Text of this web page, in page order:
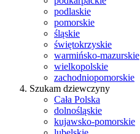
podlaskie
pomorskie
śląskie
świętokrzyskie
warmińsko-mazurskie
wielkopolskie
zachodniopomorskie
Szukam dziewczyny
Cała Polska
dolnośląskie
kujawsko-pomorskie